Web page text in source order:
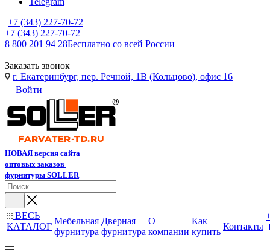
+7 (343) 227-70-72
+7 (343) 227-70-72
8 800 201 94 28Бесплатно со всей России
Заказать звонок
г. Екатеринбург, пер. Речной, 1В (Кольцово), офис 16
Войти
НОВАЯ версия сайта
оптовых заказов
фурнитуры SOLLER
ВЕСЬ
КАТАЛОГ
Мебельная
фурнитура
Дверная
фурнитура
О
компании
Как
купить
Контакты